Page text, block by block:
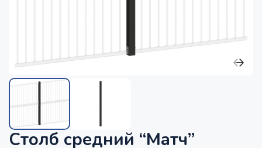
Столб средний “Матч”